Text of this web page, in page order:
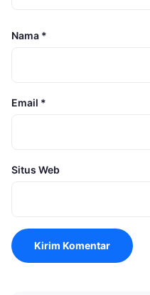
Nama *
Email *
Situs Web